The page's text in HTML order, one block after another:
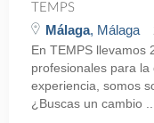
TEMPS
Málaga, Málaga
En TEMPS llevamos
profesionales para
experiencia, somos
¿Buscas un cambio ...